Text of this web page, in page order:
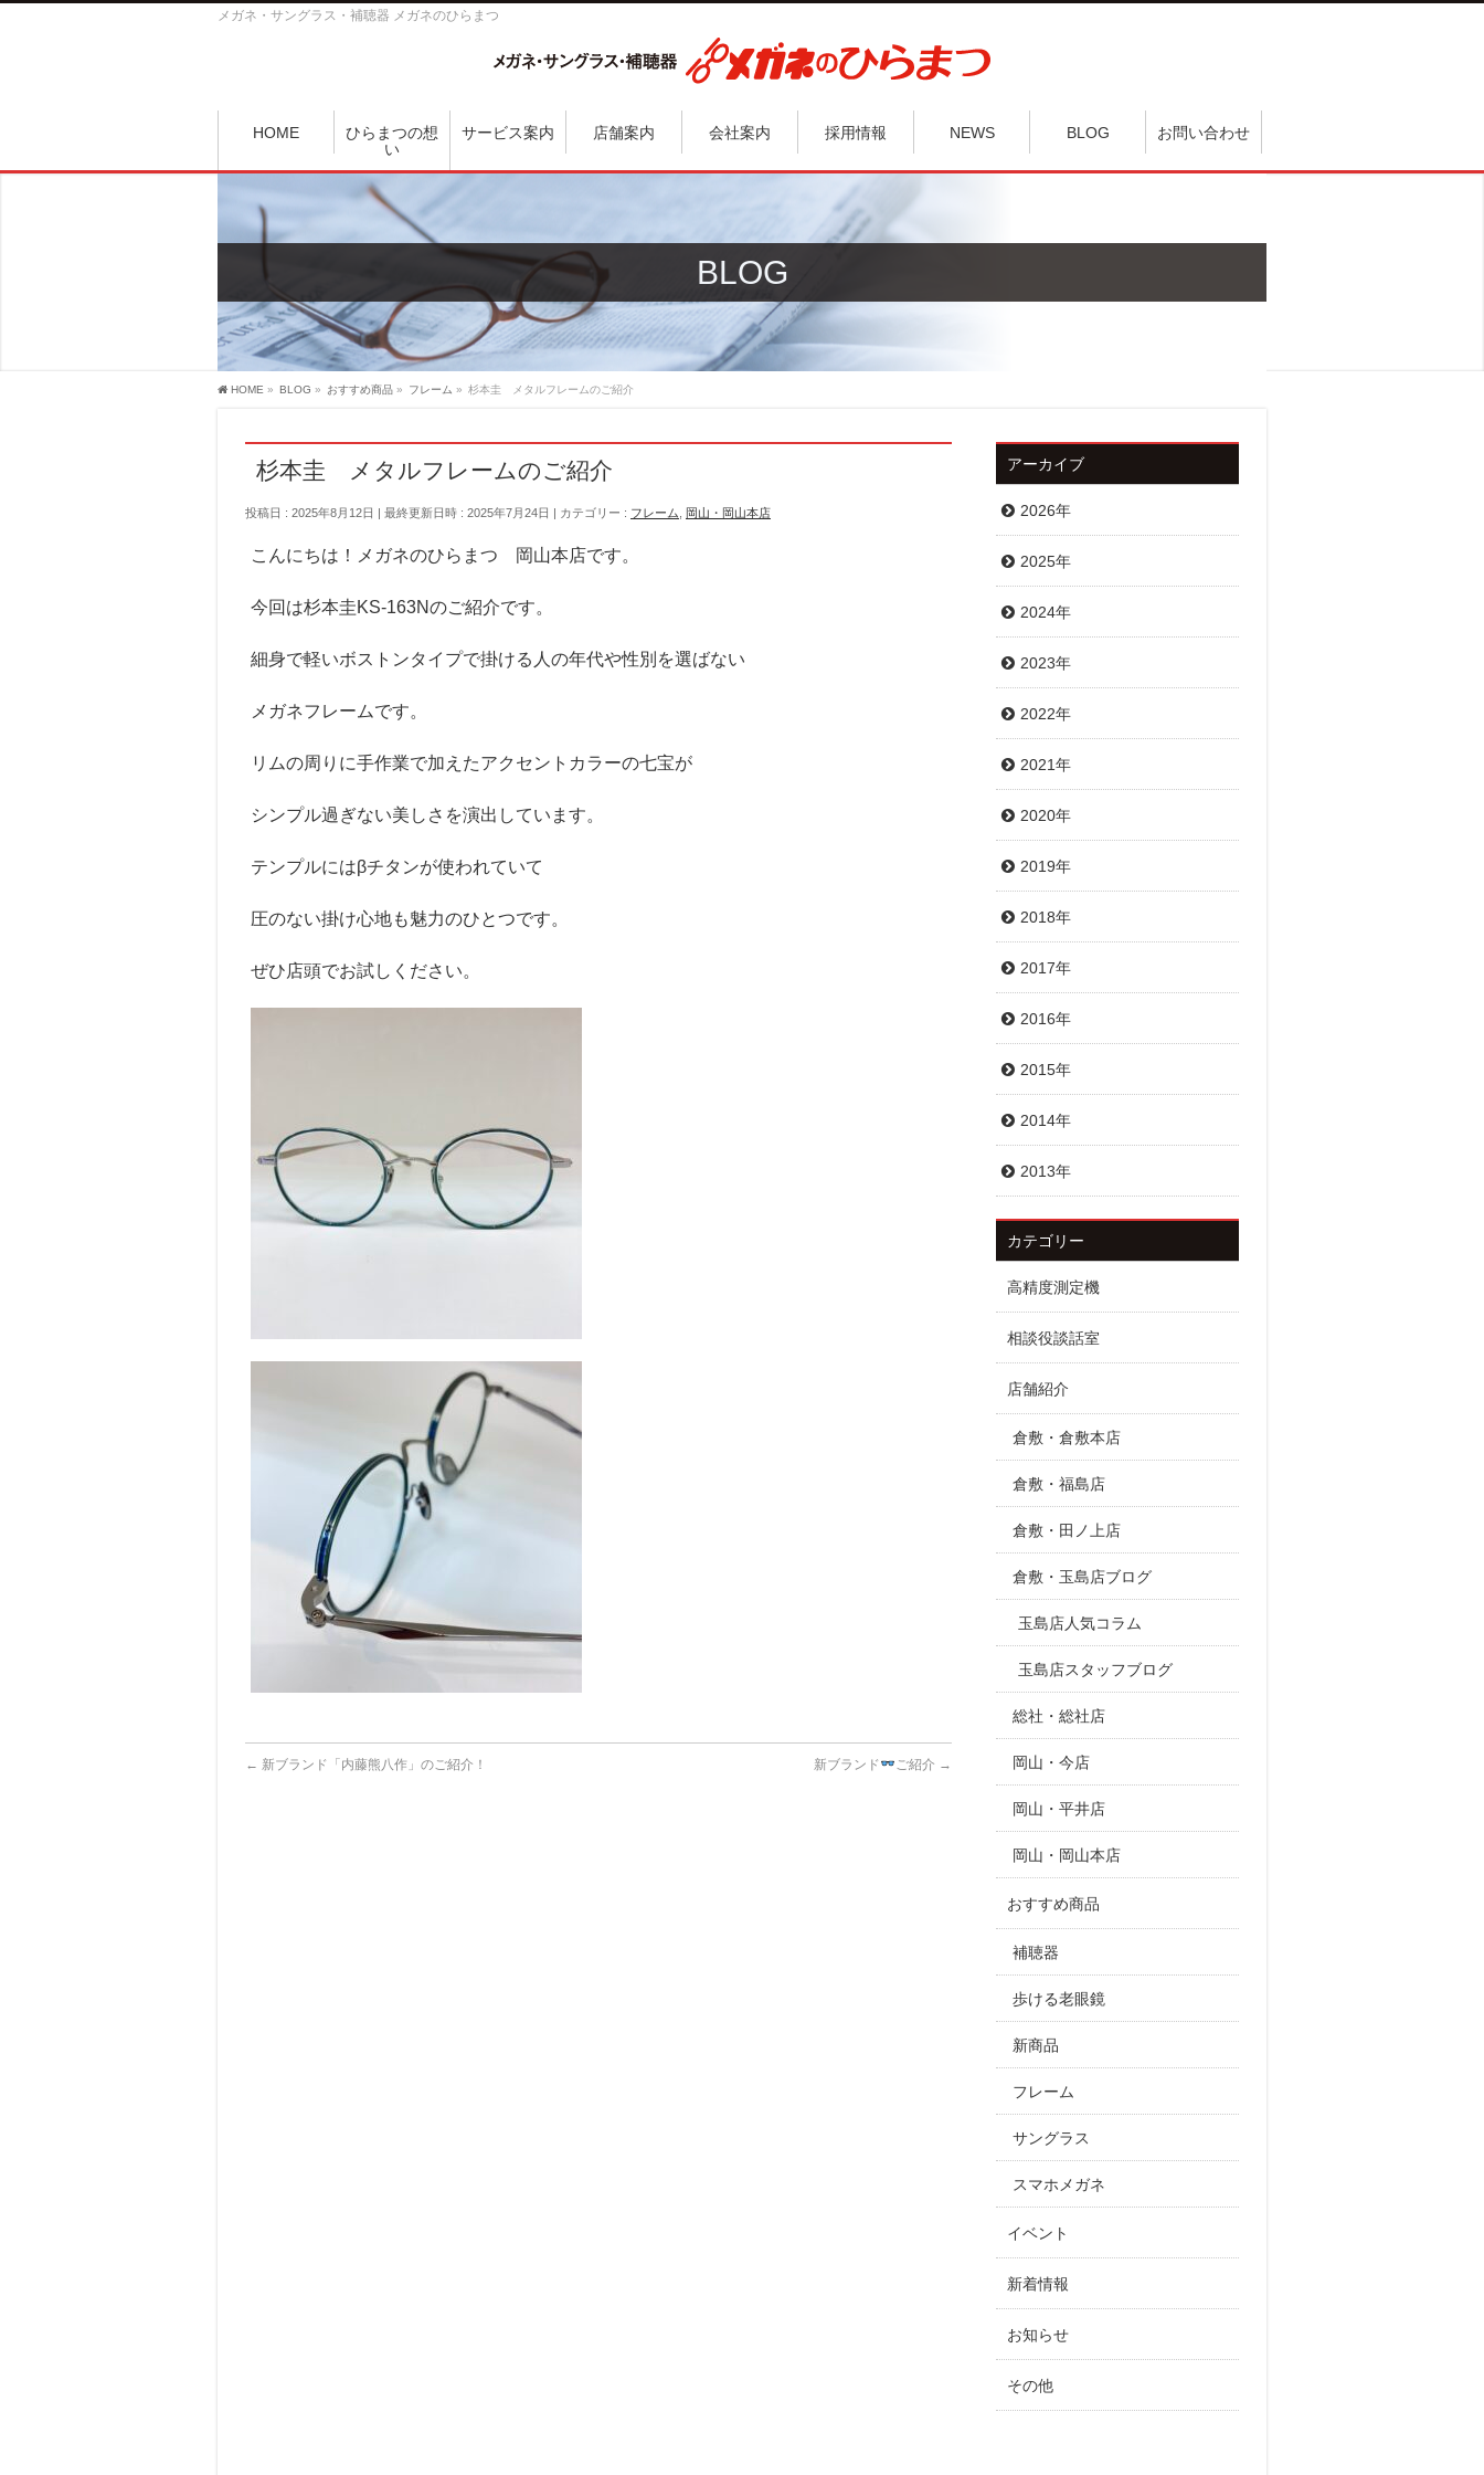
メガネ・サングラス・補聴器 メガネのひらまつ
HOME
ひらまつの想
い
サービス案内 店舗案内 会社案内 採用情報 NEWS BLOG お問い合わせ
BLOG
HOME » BLOG » おすすめ商品 » フレーム » 杉本圭 メタルフレームのご紹介
杉本圭 メタルフレームのご紹介
投稿日 : 2025年8月12日 最終更新日時 : 2025年7月24日 カテゴリー : フレーム 岡山・岡山本店
こんにちは！メガネのひらまつ 岡山本店です。
今回は杉本圭KS-163Nのご紹介です。
細身で軽いボストンタイプで掛ける人の年代や性別を選ばない
メガネフレームです。
リムの周りに手作業で加えたアクセントカラーの七宝が
シンプル過ぎない美しさを演出しています。
テンプルにはβチタンが使われていて
圧のない掛け心地も魅力のひとつです。
ぜひ店頭でお試しください。
← 新ブランド「内藤熊八作」のご紹介！ 新ブランド ご紹介 →
アーカイブ
2026年
2025年
2024年
2023年
2022年
2021年
2020年
2019年
2018年
2017年
2016年
2015年
2014年
2013年
カテゴリー
高精度測定機
相談役談話室
店舗紹介
倉敷・倉敷本店
倉敷・福島店
倉敷・田ノ上店
倉敷・玉島店ブログ
玉島店人気コラム
玉島店スタッフブログ
総社・総社店
岡山・今店
岡山・平井店
岡山・岡山本店
おすすめ商品
補聴器
歩ける老眼鏡
新商品
フレーム
サングラス
スマホメガネ
イベント
新着情報
お知らせ
その他